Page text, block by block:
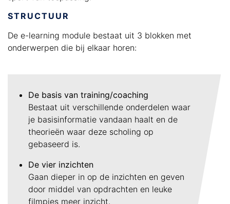
STRUCTUUR
De e-learning module bestaat uit 3 blokken met
onderwerpen die bij elkaar horen:
De basis van training/coaching
Bestaat uit verschillende onderdelen waar
je basisinformatie vandaan haalt en de
theorieën waar deze scholing op
gebaseerd is.
De vier inzichten
Gaan dieper in op de inzichten en geven
door middel van opdrachten en leuke
filmpjes meer inzicht.